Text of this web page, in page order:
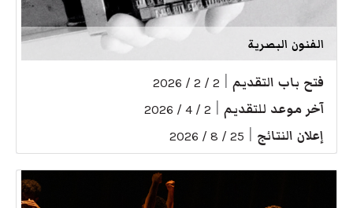
الفنون البصرية
فتح باب التقديم 2 / 2 / 2026
آخر موعد للتقديم 2 / 4 / 2026
إعلان النتائج 25 / 8 / 2026